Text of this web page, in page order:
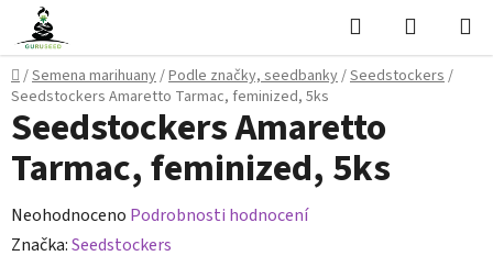
Přejít
obsah
Hledat
KOŠÍK
Domů
/Semena marihuany/Podle značky, seedbanky/Seedstockers/
Seedstockers Amaretto Tarmac, feminized, 5ks
Seedstockers Amaretto
Tarmac, feminized, 5ks
Průměrné
hodnocení
Neohodnoceno Podrobnosti hodnocení
Značka:Seedstockers